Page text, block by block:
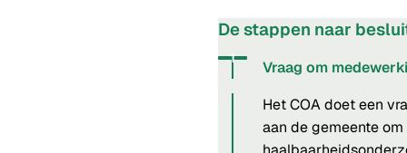
De stappen naar
Vraag om
Status: Actief
Opvolgingsnummer:
1
Het COA doet een
aan de gemeente om